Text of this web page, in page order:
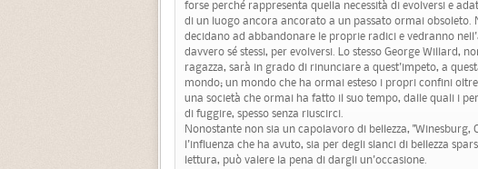
forse perché rappresenta quella necessità di evolversi e
di un luogo ancora ancorato a un passato ormai
decidano ad abbandonare le proprie radici e vedranno
davvero sé stessi, per evolversi. Lo stesso George Willard,
ragazza, sarà in grado di rinunciare a quest'impeto, a
mondo; un mondo che ha ormai esteso i propri confini
una società che ormai ha fatto il suo tempo, dalle quali i
di fuggire, spesso senza riuscirci.
Nonostante non sia un capolavoro di bellezza,
l'influenza che ha avuto, sia per degli slanci di bellezza
lettura, può valere la pena di dargli un'occasione.